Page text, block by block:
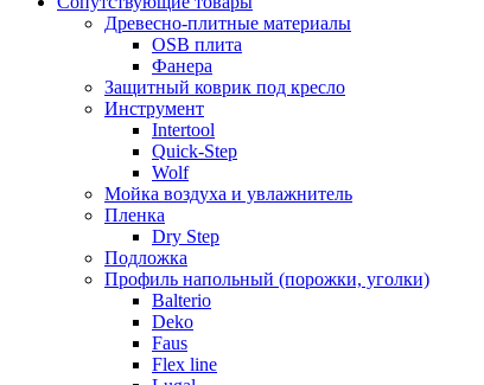
Древесно-плитные материалы
OSB плита
Фанера
Защитный коврик под кресло
Инструмент
Intertool
Quick-Step
Wolf
Мойка воздуха и увлажнитель
Пленка
Dry Step
Подложка
Профиль напольный (порожки, уголки)
Balterio
Deko
Faus
Flex line